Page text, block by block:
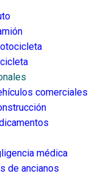
comerciales
médica
de ancianos